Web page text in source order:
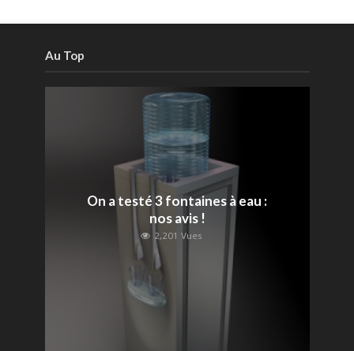
Au Top
On a testé 3 fontaines à eau :
nos avis !
2,201 Vues